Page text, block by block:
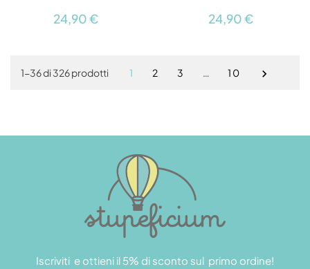
24,90 € 24,90 €
1-36 di 326 prodotti 1 2 3 10 
Iscriviti e ottieni il 5% di sconto sul primo ordine!